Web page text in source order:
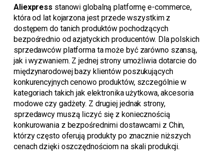
Aliexpress stanowi globalną platformę e-commerce,
która od lat kojarzona jest przede wszystkim z
dostępem do tanich produktów pochodzących
bezpośrednio od azjatyckich producentów. Dla polskich
sprzedawców platforma ta może być zarówno szansą,
jak i wyzwaniem. Z jednej strony umożliwia dotarcie do
międzynarodowej bazy klientów poszukujących
konkurencyjnych cenowo produktów, szczególnie w
kategoriach takich jak elektronika użytkowa, akcesoria
modowe czy gadżety. Z drugiej jednak strony,
sprzedawcy muszą liczyć się z koniecznością
konkurowania z bezpośrednimi dostawcami z Chin,
którzy często oferują produkty po znacznie niższych
cenach dzięki oszczędnościom na skali produkcji.